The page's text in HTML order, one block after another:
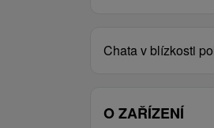
Chata v blízkosti
O ZAŘÍZENÍ